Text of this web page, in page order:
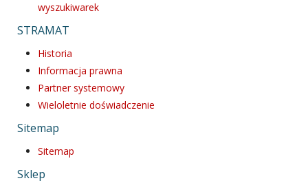
wyszukiwarek
STRAMAT
Historia
Informacja prawna
Partner systemowy
Wieloletnie doświadczenie
Sitemap
Sitemap
Sklep